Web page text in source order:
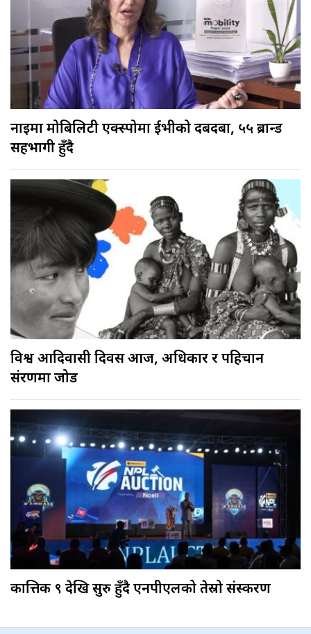
नाइमा मोबिलिटी एक्स्पोमा ईभीको दबदबा, ५५ ब्रान्ड
सहभागी हुँदै
विश्व आदिवासी दिवस आज, अधिकार र पहिचान
संरक्षणमा जोड
कात्तिक ९ देखि सुरु हुँदै एनपीएलको तेस्रो संस्करण